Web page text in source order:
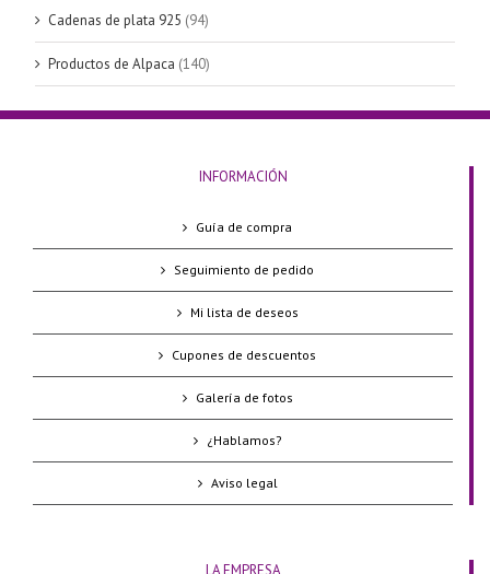
Cadenas de plata 925 (94)
Productos de Alpaca (140)
INFORMACIÓN
Guía de compra
Seguimiento de pedido
Mi lista de deseos
Cupones de descuentos
Galería de fotos
¿Hablamos?
Aviso legal
LA EMPRESA